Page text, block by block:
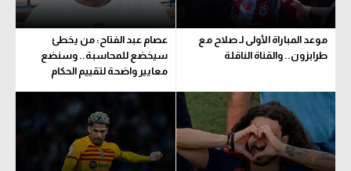
موعد المباراة الأولى لـ صلاح مع
طرابزون.. والقناة الناقلة
عصام عبد الفتاح: من يخطئ
سيخضع للمحاسبة.. وسنضع
معايير واضحة لتقييم الحكام